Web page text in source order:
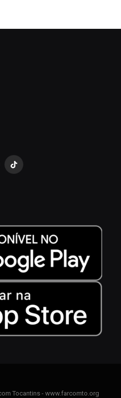
TikTok
Tocantins - www.farcomto.org